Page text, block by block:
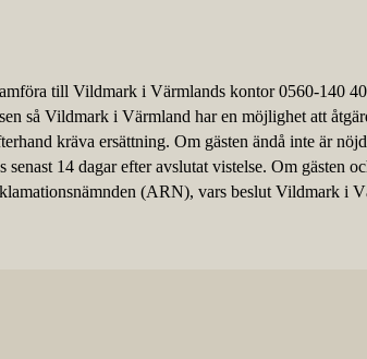
till Vildmark i Värmlands kontor 0560-140
så Vildmark i Värmland har en möjlighet att
kräva ersättning. Om gästen ändå inte är
14 dagar efter avslutat vistelse. Om gästen
(ARN), vars beslut Vildmark i